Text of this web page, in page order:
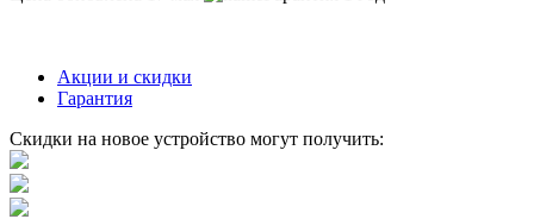
Акции и скидки
Гарантия
Скидки на новое устройство могут получить: